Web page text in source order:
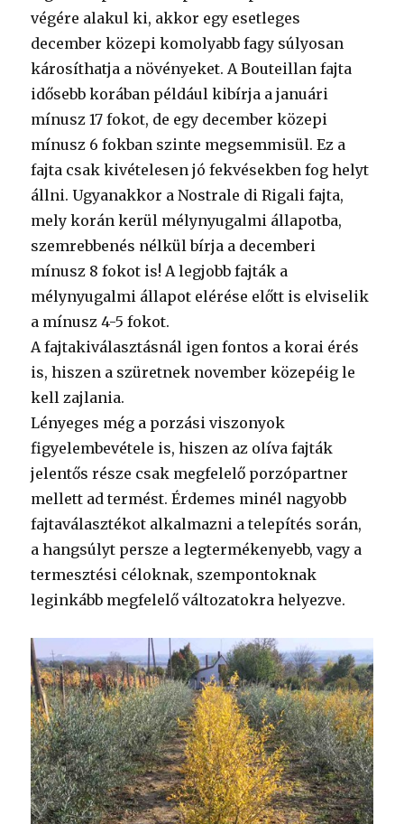
végére alakul ki, akkor egy esetleges
december közepi komolyabb fagy súlyosan
károsíthatja a növényeket. A Bouteillan fajta
idősebb korában például kibírja a januári
mínusz 17 fokot, de egy december közepi
mínusz 6 fokban szinte megsemmisül. Ez a
fajta csak kivételesen jó fekvésekben fog helyt
állni. Ugyanakkor a Nostrale di Rigali fajta,
mely korán kerül mélynyugalmi állapotba,
szemrebbenés nélkül bírja a decemberi
mínusz 8 fokot is! A legjobb fajták a
mélynyugalmi állapot elérése előtt is elviselik
a mínusz 4-5 fokot.
A fajtakiválasztásnál igen fontos a korai érés
is, hiszen a szüretnek november közepéig le
kell zajlania.
Lényeges még a porzási viszonyok
figyelembevétele is, hiszen az olíva fajták
jelentős része csak megfelelő porzópartner
mellett ad termést. Érdemes minél nagyobb
fajtaválasztékot alkalmazni a telepítés során,
a hangsúlyt persze a legtermékenyebb, vagy a
termesztési céloknak, szempontoknak
leginkább megfelelő változatokra helyezve.